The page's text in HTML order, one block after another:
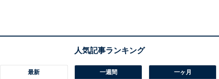
最新 一週間 一ヶ月